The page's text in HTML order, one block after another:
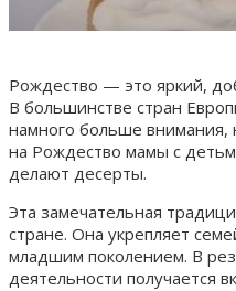
Рождество — это яркий,
В большинстве стран
намного больше
на Рождество мамы с
делают десерты.
Эта замечательная
стране. Она укрепляет
младшим поколением. В
деятельности получается